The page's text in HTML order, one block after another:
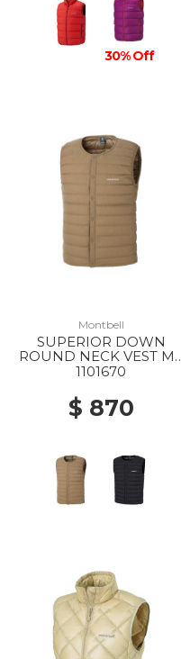
30% Off
Montbell
SUPERIOR DOWN
ROUND NECK VEST MS
TN
1101670
$ 870